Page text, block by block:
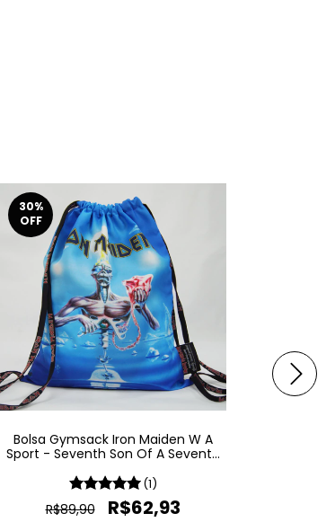
30%
OFF
Bolsa Gymsack Iron Maiden W A
Sport - Seventh Son Of A Seventh
(1)
R$89,90 R$62,93